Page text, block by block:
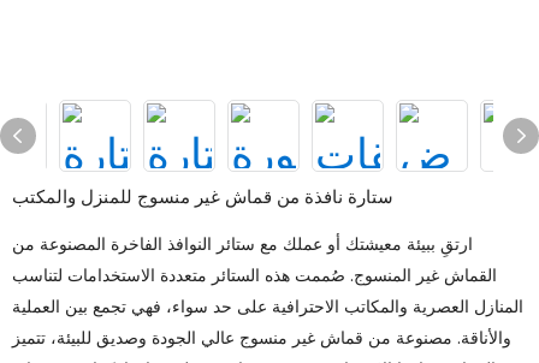
ستارة نافذة من قماش غير منسوج للمنزل والمكتب
ارتقِ ببيئة معيشتك أو عملك مع ستائر النوافذ الفاخرة المصنوعة من
القماش غير المنسوج. صُممت هذه الستائر متعددة الاستخدامات لتناسب
المنازل العصرية والمكاتب الاحترافية على حد سواء، فهي تجمع بين العملية
والأناقة. مصنوعة من قماش غير منسوج عالي الجودة وصديق للبيئة، تتميز